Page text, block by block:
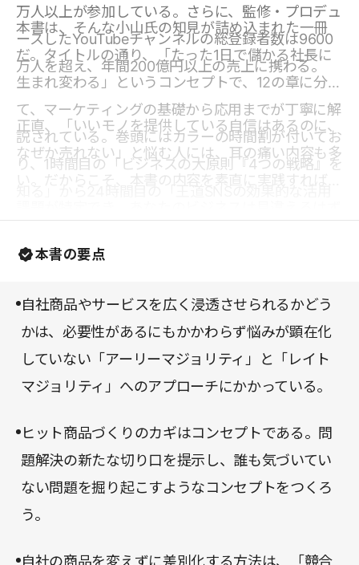
万人以上が参加している。さらに、監修・プロデュ
ースしたYouTubeチャンネルの総登録者数は9600
万人を超え、年間200億円以上の売上に携わる。
本書は、そんな小山氏の知見が詰め込まれた一冊
だ。タイトルの通り、「たった1日で儲かる社長に
生まれ変わる」というコンセプトで、12の章に分け
て、マーケティングの基礎から応用までが丁寧に解
説されている。巻頭にはカラーの時間割が付いてお
り、1時間目の「ビジネスの大原則『4つの戦略』を
法を学ぶ」まで、「儲かる社長に生まれ変わる」ま
での道筋がクリアに示されているのもユニークだ。
るので、ここを読むだけでもさまざまな学びが得ら
れるだろう。
正直、「いいモノを提供している自信はあるのに、
なぜか売れない」と悩む人には、耳の痛い内容も多
い。だからこそ、本書の内容を素直に実践すれば、
グを学びたいすべての人に一読を勧める。
本書の要点
自社商品やサービスを広く浸透させられるかどう
かは、必要性があるにもかかわらず悩みが顕在化
していない「アーリーマジョリティ」と「レイト
マジョリティ」へのアプローチにかかっている。
ヒット商品づくりのカギはコンセプトである。問
題解決の新たな切り口を提示し、誰も気づいてい
ない問題を掘り起こすようなコンセプトをつくろ
う。
自社の商品を変えずに差別化する方法は、「競合